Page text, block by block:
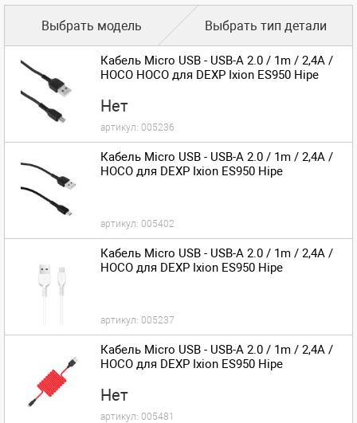
Выбрать модель Выбрать тип детали
Кабель Micro USB - USB-A 2.0 / 1m / 2,4A /
HOCO HOCO для DEXP Ixion ES950 Hipe
Нет
артикул: 005236
Кабель Micro USB - USB-A 2.0 / 1m / 2,4A /
HOCO для DEXP Ixion ES950 Hipe
артикул: 005402
Кабель Micro USB - USB-A 2.0 / 1m / 2,4A /
HOCO для DEXP Ixion ES950 Hipe
артикул: 005237
Кабель Micro USB - USB-A 2.0 / 1m / 2,4A /
HOCO для DEXP Ixion ES950 Hipe
Нет
артикул: 005481